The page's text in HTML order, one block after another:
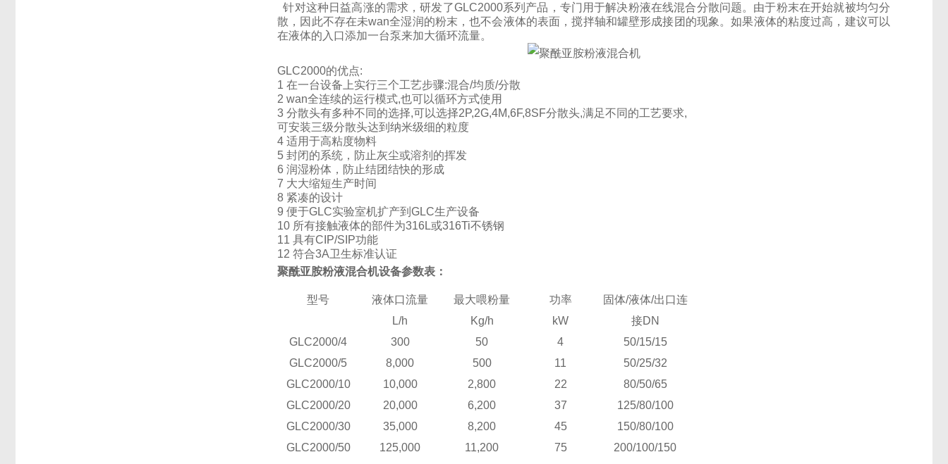
针对这种日益高涨的需求，研发了GLC2000系列产品，专门用于解决粉液在线混合分散问题。由于粉末在开始就被均匀分
散，因此不存在未wan全湿润的粉末，也不会液体的表面，搅拌轴和罐壁形成接团的现象。如果液体的粘度过高，建议可以
在液体的入口添加一台泵来加大循环流量。
GLC2000的优点:
1 在一台设备上实行三个工艺步骤:混合/均质/分散
2 wan全连续的运行模式,也可以循环方式使用
3 分散头有多种不同的选择,可以选择2P,2G,4M,6F,8SF分散头,满足不同的工艺要求,
可安装三级分散头达到纳米级细的粒度
4 适用于高粘度物料
5 封闭的系统，防止灰尘或溶剂的挥发
6 润湿粉体，防止结团结快的形成
7 大大缩短生产时间
8 紧凑的设计
9 便于GLC实验室机扩产到GLC生产设备
10 所有接触液体的部件为316L或316Ti不锈钢
11 具有CIP/SIP功能
12 符合3A卫生标准认证
聚酰亚胺粉液混合机设备参数表：
型号 液体口流量
L/h
最大喂粉量
Kg/h
功率
kW
固体/液体/出口连
接DN
GLC2000/4 300 50 4
50/15/15
GLC2000/5 8,000 500 11
50/25/32
GLC2000/10 10,000 2,800 22
80/50/65
GLC2000/20 20,000 6,200 37
125/80/100
GLC2000/30 35,000 8,200 45
150/80/100
GLC2000/50 125,000 11,200 75 200/100/150